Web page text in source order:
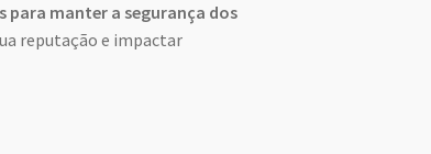
para manter a segurança dos
reputação e impactar